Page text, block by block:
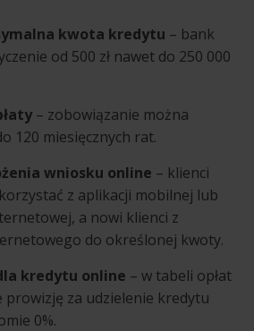
kwota kredytu – bank
od 500 zł nawet do 250 000
– zobowiązanie można
120 miesięcznych rat.
wniosku online – klienci
z aplikacji mobilnej lub
a nowi klienci z
do określonej kwoty.
kredytu online – w tabeli opłat
prowizję za udzielenie kredytu
0%.